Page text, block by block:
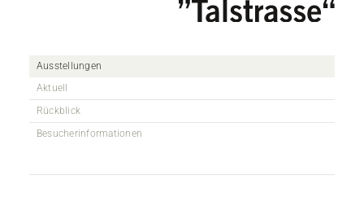
Ausstellungen
Aktuell
Rückblick
Besucherinformationen